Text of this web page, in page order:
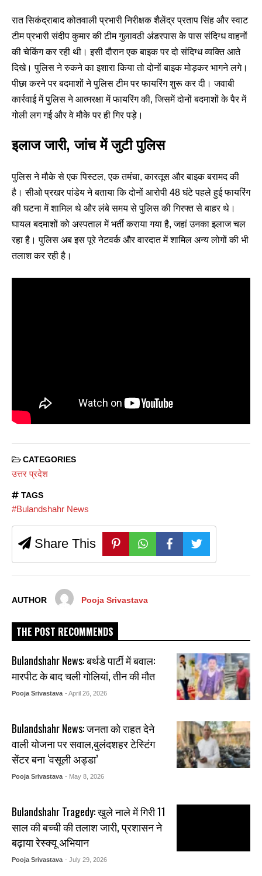
रात सिकंद्राबाद कोतवाली प्रभारी निरीक्षक शैलेंद्र प्रताप सिंह और स्वाट
टीम प्रभारी संदीप कुमार की टीम गुलावठी अंडरपास के पास संदिग्ध वाहनों
की चेकिंग कर रही थी। इसी दौरान एक बाइक पर दो संदिग्ध व्यक्ति आते
दिखे। पुलिस ने रुकने का इशारा किया तो दोनों बाइक मोड़कर भागने लगे।
पीछा करने पर बदमाशों ने पुलिस टीम पर फायरिंग शुरू कर दी। जवाबी
कार्रवाई में पुलिस ने आत्मरक्षा में फायरिंग की, जिसमें दोनों बदमाशों के पैर में
गोली लग गई और वे मौके पर ही गिर पड़े।
इलाज जारी, जांच में जुटी पुलिस
पुलिस ने मौके से एक पिस्टल, एक तमंचा, कारतूस और बाइक बरामद की
है। सीओ प्रखर पांडेय ने बताया कि दोनों आरोपी 48 घंटे पहले हुई फायरिंग
की घटना में शामिल थे और लंबे समय से पुलिस की गिरफ्त से बाहर थे।
घायल बदमाशों को अस्पताल में भर्ती कराया गया है, जहां उनका इलाज चल
रहा है। पुलिस अब इस पूरे नेटवर्क और वारदात में शामिल अन्य लोगों की भी
तलाश कर रही है।
CATEGORIES
उत्तर प्रदेश
TAGS
#Bulandshahr News
Share This
AUTHOR Pooja Srivastava
THE POST RECOMMENDS
Bulandshahr News: बर्थडे पार्टी में बवाल:
मारपीट के बाद चली गोलियां, तीन की मौत
Pooja Srivastava - April 26, 2026
Bulandshahr News: जनता को राहत देने
वाली योजना पर सवाल,बुलंदशहर टेस्टिंग
सेंटर बना ‘वसूली अड्डा’
Pooja Srivastava - May 8, 2026
Bulandshahr Tragedy: खुले नाले में गिरी 11
साल की बच्ची की तलाश जारी, प्रशासन ने
बढ़ाया रेस्क्यू अभियान
Pooja Srivastava - July 29, 2026